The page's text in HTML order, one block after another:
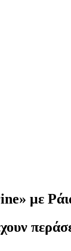
με